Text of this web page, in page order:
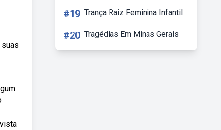
suas
#19 Trança Raiz Feminina Infantil
#20 Tragédias Em Minas Gerais